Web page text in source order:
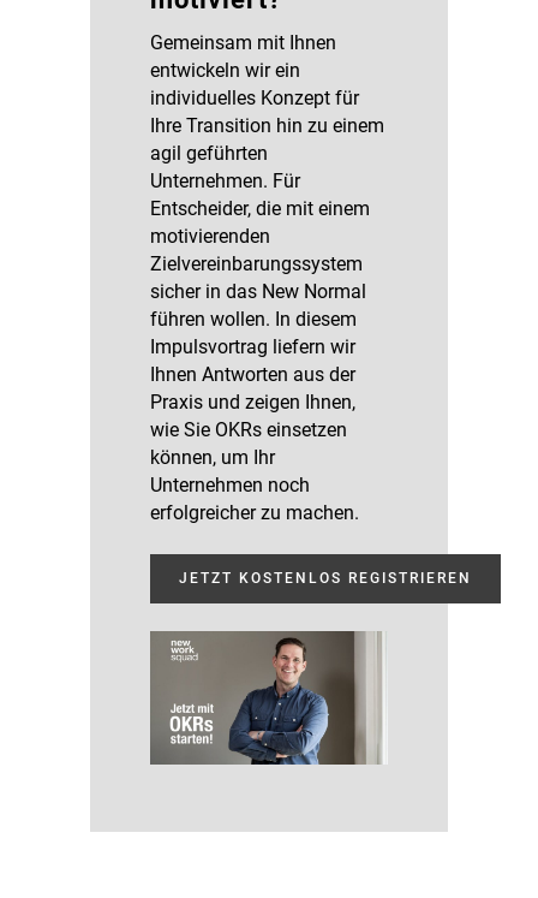
Gemeinsam mit Ihnen
entwickeln wir ein
individuelles Konzept für
Ihre Transition hin zu einem
agil geführten
Unternehmen. Für
Entscheider, die mit einem
motivierenden
Zielvereinbarungssystem
sicher in das New Normal
führen wollen. In diesem
Impulsvortrag liefern wir
Ihnen Antworten aus der
Praxis und zeigen Ihnen,
wie Sie OKRs einsetzen
können, um Ihr
Unternehmen noch
erfolgreicher zu machen.
JETZT KOSTENLOS REGISTRIEREN